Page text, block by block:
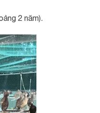
2 năm).